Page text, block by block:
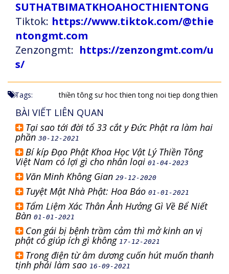
SUTHATBIMATKHOAHOCTHIENTONG
Tiktok: https://www.tiktok.com/@thie
ntongmt.com
Zenzongmt: https://zenzongmt.com/u
s/
Tags: thiền tông sư hoc thien tong noi tiep dong thien
BÀI VIẾT LIÊN QUAN
Tại sao tới đời tổ 33 cắt y Đức Phật ra làm hai
phần 30-12-2021
Bí kíp Đạo Phật Khoa Học Vật Lý Thiền Tông
Việt Nam có lợi gì cho nhân loại 01-04-2023
Văn Minh Không Gian 29-12-2020
Tuyệt Mật Nhà Phật: Hoa Báo 01-01-2021
Tẩm Liệm Xác Thân Ảnh Hưởng Gì Về Bể Niết
Bàn 01-01-2021
Con gái bị bệnh trầm cảm thì mở kinh an vị
phật có giúp ích gì không 17-12-2021
Trong điện từ âm dương cuốn hút muốn thanh
tịnh phải làm sao 16-09-2021